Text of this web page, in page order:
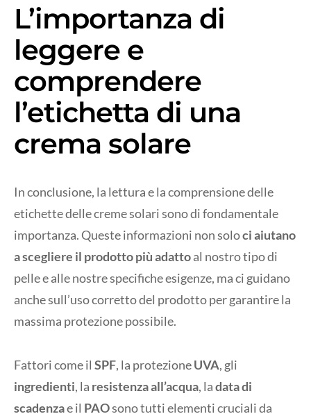
L’importanza di
leggere e
comprendere
l’etichetta di una
crema solare
In conclusione, la lettura e la comprensione delle
etichette delle creme solari sono di fondamentale
importanza. Queste informazioni non soloci aiutano
a scegliere il prodotto più adattoal nostro tipo di
pelle e alle nostre specifiche esigenze, ma ci guidano
anche sull’uso corretto del prodotto per garantire la
massima protezione possibile.
Fattori come il SPF, la protezioneUVA, gli
ingredienti, la resistenza all’acqua, ladata di
scadenzae il PAOsono tutti elementi cruciali da